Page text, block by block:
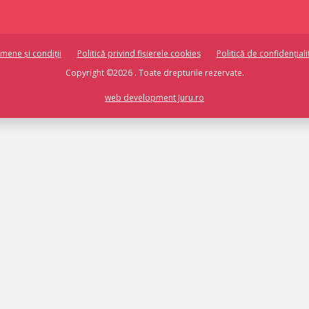
și condiții Politică privind fișierele cookies
Politică de
Copyright ©2026 . Toate drepturile rezervate.
web development Juru.ro